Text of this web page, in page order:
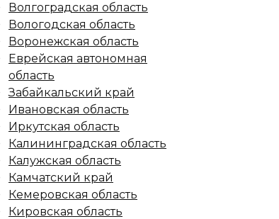
Волгоградская область
Вологодская область
Воронежская область
Еврейская автономная
область
Забайкальский край
Ивановская область
Иркутская область
Калининградская область
Калужская область
Камчатский край
Кемеровская область
Кировская область